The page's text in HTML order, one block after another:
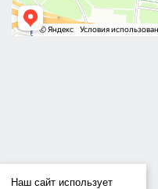
Наш сайт использует